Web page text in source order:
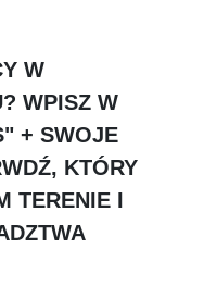
W
WPISZ W
+ SWOJE
KTÓRY
TERENIE I